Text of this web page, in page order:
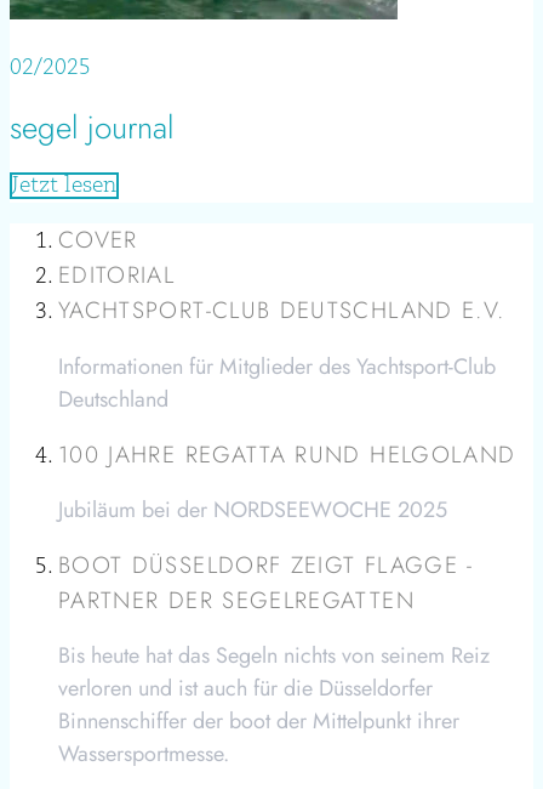
02/2025
segel journal
Jetzt lesen
COVER
EDITORIAL
YACHTSPORT-CLUB DEUTSCHLAND E.V.
Informationen für Mitglieder des Yachtsport-Club
Deutschland
100 JAHRE REGATTA RUND HELGOLAND
Jubiläum bei der NORDSEEWOCHE 2025
BOOT DÜSSELDORF ZEIGT FLAGGE -
PARTNER DER SEGELREGATTEN
Bis heute hat das Segeln nichts von seinem Reiz
verloren und ist auch für die Düsseldorfer
Binnenschiffer der boot der Mittelpunkt ihrer
Wassersportmesse.